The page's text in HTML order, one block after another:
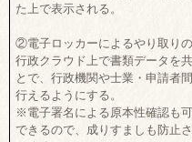
た上で表示される。
②電子ロッカーによるやり取り
行政クラウド上で書類データを
とで、行政機関や士業・申請者
行えるようにする。
※電子署名による原本性確認も
できるので、成りすましも防止さ